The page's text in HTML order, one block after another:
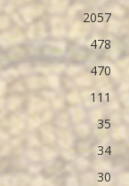
2057
478
470
111
35
34
30